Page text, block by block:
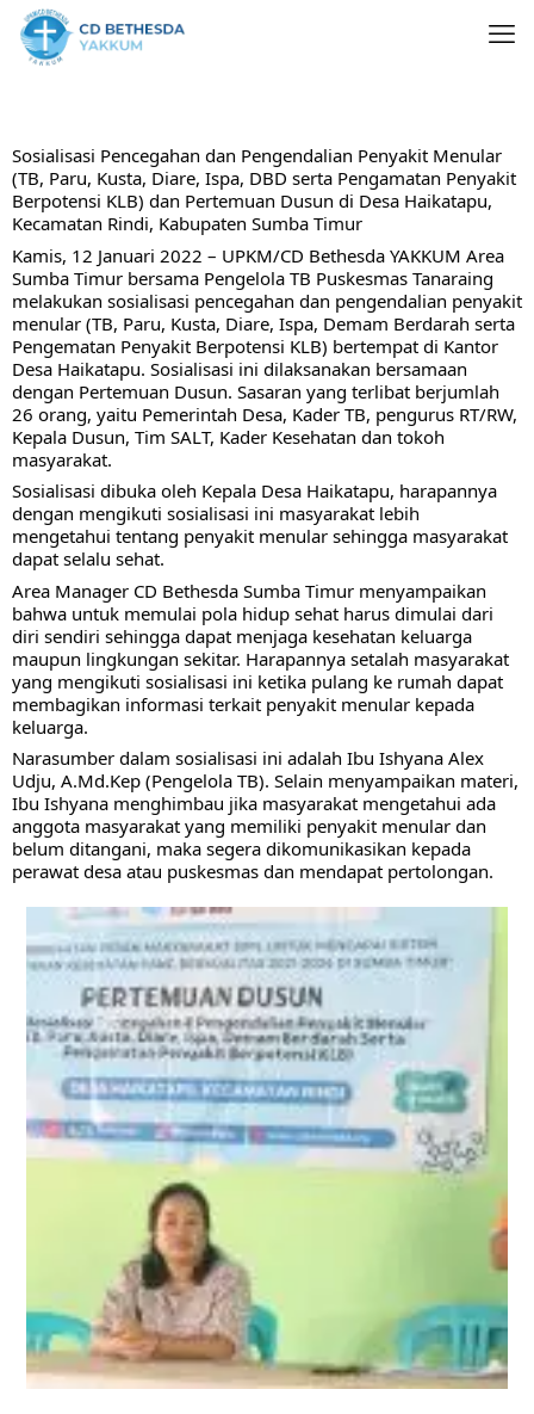
Sosialisasi Pencegahan dan Pengendalian Penyakit Menular
(TB, Paru, Kusta, Diare, Ispa, DBD serta Pengamatan Penyakit
Berpotensi KLB) dan Pertemuan Dusun di Desa Haikatapu,
Kecamatan Rindi, Kabupaten Sumba Timur
Kamis, 12 Januari 2022 – UPKM/CD Bethesda YAKKUM Area
Sumba Timur bersama Pengelola TB Puskesmas Tanaraing
melakukan sosialisasi pencegahan dan pengendalian penyakit
menular (TB, Paru, Kusta, Diare, Ispa, Demam Berdarah serta
Pengematan Penyakit Berpotensi KLB) bertempat di Kantor
Desa Haikatapu. Sosialisasi ini dilaksanakan bersamaan
dengan Pertemuan Dusun. Sasaran yang terlibat berjumlah
26 orang, yaitu Pemerintah Desa, Kader TB, pengurus RT/RW,
Kepala Dusun, Tim SALT, Kader Kesehatan dan tokoh
masyarakat.
Sosialisasi dibuka oleh Kepala Desa Haikatapu, harapannya
dengan mengikuti sosialisasi ini masyarakat lebih
mengetahui tentang penyakit menular sehingga masyarakat
dapat selalu sehat.
Area Manager CD Bethesda Sumba Timur menyampaikan
bahwa untuk memulai pola hidup sehat harus dimulai dari
diri sendiri sehingga dapat menjaga kesehatan keluarga
maupun lingkungan sekitar. Harapannya setalah masyarakat
yang mengikuti sosialisasi ini ketika pulang ke rumah dapat
membagikan informasi terkait penyakit menular kepada
keluarga.
Narasumber dalam sosialisasi ini adalah Ibu Ishyana Alex
Udju, A.Md.Kep (Pengelola TB). Selain menyampaikan materi,
Ibu Ishyana menghimbau jika masyarakat mengetahui ada
anggota masyarakat yang memiliki penyakit menular dan
belum ditangani, maka segera dikomunikasikan kepada
perawat desa atau puskesmas dan mendapat pertolongan.